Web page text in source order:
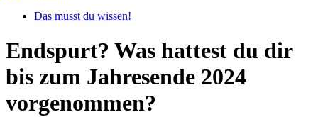
Das musst du wissen!
Endspurt? Was hattest du dir
bis zum Jahresende 2024
vorgenommen?